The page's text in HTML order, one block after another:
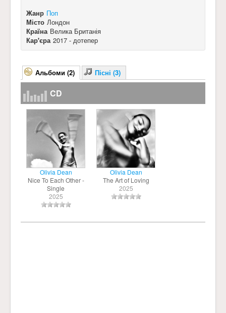
Жанр Поп
Місто Лондон
Країна Велика Британія
Кар'єра 2017 - дотепер
Альбоми (2) Пісні (3)
CD
Olivia Dean
Nice To Each Other -
Single
2025
Olivia Dean
The Art of Loving
2025